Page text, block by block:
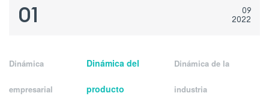
01
09
2022
Dinámica
empresarial
Dinámica del
producto
Dinámica de la
industria